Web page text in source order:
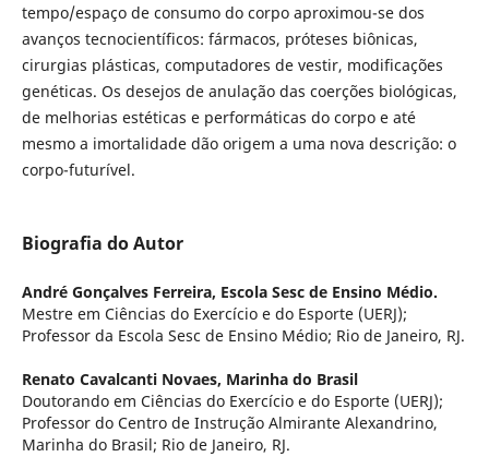
tempo/espaço de consumo do corpo aproximou-se dos
avanços tecnocientíficos: fármacos, próteses biônicas,
cirurgias plásticas, computadores de vestir, modificações
genéticas. Os desejos de anulação das coerções biológicas,
de melhorias estéticas e performáticas do corpo e até
mesmo a imortalidade dão origem a uma nova descrição: o
corpo-futurível.
Biografia do Autor
André Gonçalves Ferreira, Escola Sesc de Ensino Médio.
Mestre em Ciências do Exercício e do Esporte (UERJ);
Professor da Escola Sesc de Ensino Médio; Rio de Janeiro, RJ.
Renato Cavalcanti Novaes, Marinha do Brasil
Doutorando em Ciências do Exercício e do Esporte (UERJ);
Professor do Centro de Instrução Almirante Alexandrino,
Marinha do Brasil; Rio de Janeiro, RJ.